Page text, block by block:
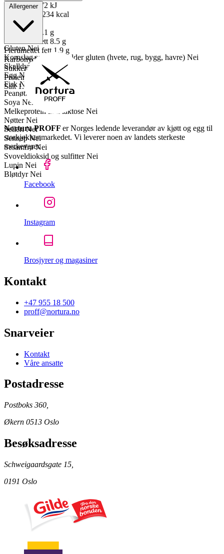
Energi kJ 972 kJ
234 kcal
Fett 19 g
Mettet fett
7.1 g
Enumettet fett 8.5 g
Flerumettet fett 1.9 g
Karbohydrater
Sukkerarter
0.1 g
Proteiner
10 g
Salt 1.6 g
Allergener
Gluten Nei
Kornslag som inneholder gluten (hvete, rug, bygg, havre) Nei
Skalldyr
Nei
Egg Nei
Fisk Nei
Peanøtter
Nei
Soya Nei
Melkeprotein inkl laktose Nei
Nøtter Nei
Selleri Nei
Sennep Nei
Sesamfrø Nei
Svoveldioksid og sulfitter Nei
Lupin Nei
Bløtdyr Nei
Nortura PROFF er Norges ledende leverandør av kjøtt og egg til
storkjøkkenmarkedet. Vi leverer noen av landets sterkeste
merkevarer.
Facebook
Instagram
Brosjyrer og magasiner
Kontakt
+47 955 18 500
proff@nortura.no
Snarveier
Kontakt
Våre ansatte
Postadresse
Postboks 360,
Økern 0513 Oslo
Besøksadresse
Schweigaardsgate 15,
0191 Oslo